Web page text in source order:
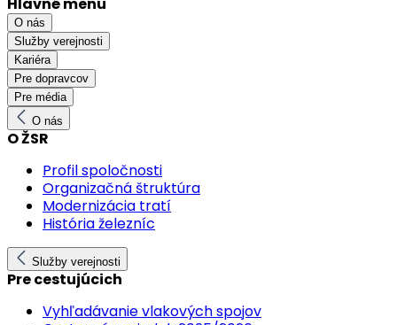
O nás
Služby verejnosti
Kariéra
Pre dopravcov
Pre média
O nás
O ŽSR
Profil spoločnosti
Organizačná štruktúra
Modernizácia tratí
História železníc
Služby verejnosti
Pre cestujúcich
Vyhľadávanie vlakových spojov